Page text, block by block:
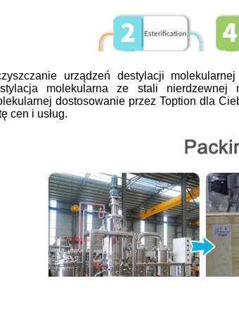
urządzeń destylacji
molekularna ze stali nierdzewnej
dostosowanie przez Toption dla
cen i usług.